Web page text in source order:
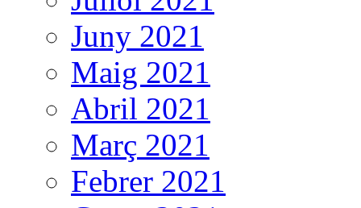
Juny 2021
Maig 2021
Abril 2021
Març 2021
Febrer 2021